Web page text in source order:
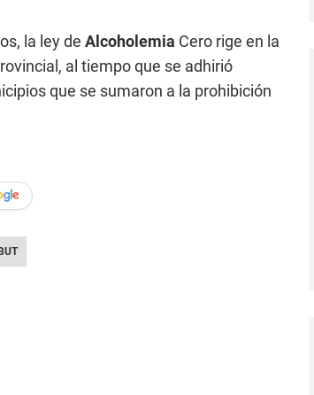
la ley de Alcoholemia Cero rige en la
al tiempo que se adhirió
que se sumaron a la prohibición